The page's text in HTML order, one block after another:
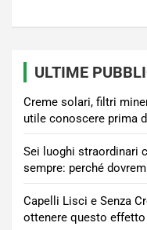
ULTIME
Creme solari, filtri
utile conoscere prima
Sei luoghi straordinari
sempre: perché
Capelli Lisci e Senza
ottenere questo effetto